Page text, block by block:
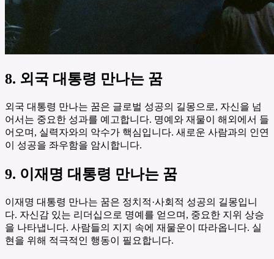
8. 외국 대통령 만나는 꿈
외국 대통령 만나는 꿈은 글로벌 성공의 길몽으로, 자신을 넘
어서는 중요한 성과를 예고합니다. 명예와 재물이 해외에서 들
어오며, 실력자와의 악수가 핵심입니다. 새로운 사람과의 인연
이 성공을 좌우함을 암시합니다.
9. 이재명 대통령 만나는 꿈
이재명 대통령 만나는 꿈은 정치적·사회적 성공의 길몽입니
다. 자신감 있는 리더십으로 명예를 얻으며, 중요한 지위 상승
을 나타냅니다. 사람들의 지지 속에 재물운이 따라옵니다. 실
현을 위해 적극적인 행동이 필요합니다.